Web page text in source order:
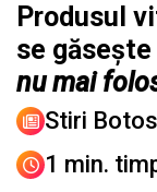
Produsul
se
nu mai
Stiri
1 min.